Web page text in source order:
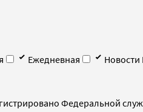
Ежедневная
Новости
Федеральной